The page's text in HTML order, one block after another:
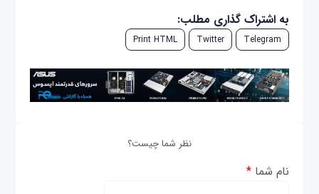
به اشتراک گذاری مطلب:
Telegram
Twitter
Print HTML
نظر شما چیست؟
نام شما*